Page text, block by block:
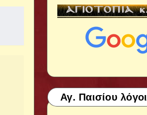
Αγ. Παισίου λόγοι